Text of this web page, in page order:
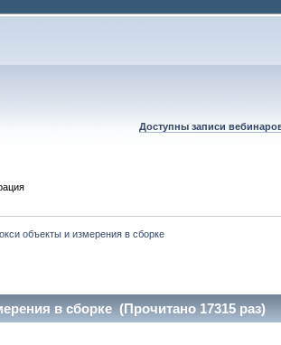
Доступны записи
объекты и измерения в сборке
в сборке (Прочитано 17315 раз)